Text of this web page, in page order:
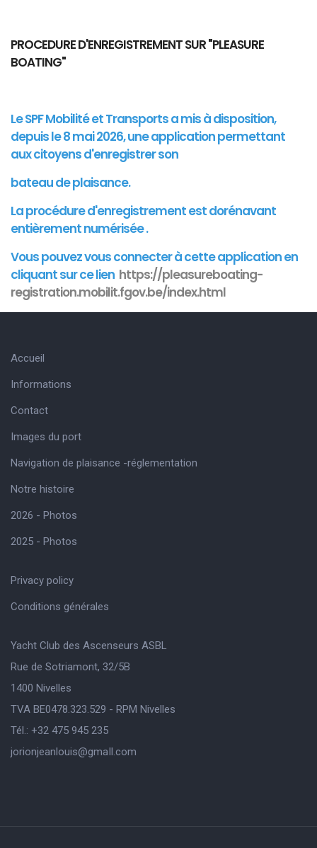
PROCEDURE D'ENREGISTREMENT SUR "PLEASURE
BOATING"
Le SPF Mobilité et Transports a mis à disposition,
depuis le 8 mai 2026, une application permettant
aux citoyens d'enregistrer son
bateau de plaisance.
La procédure d'enregistrement est dorénavant
entièrement numérisée .
Vous pouvez vous connecter à cetteapplicationen
cliquant sur ce lien https://pleasureboating-
registration.mobilit.fgov.be/index.html
Accueil
Informations
Contact
Images du port
Navigation de plaisance -réglementation
Notre histoire
2026 - Photos
2025 - Photos
Privacy policy
Conditions générales
Yacht Club des Ascenseurs ASBL
Rue de Sotriamont, 32/5B
1400 Nivelles
TVA BE0478.323.529 - RPM Nivelles
Tél.: +32 475 945 235
jorionjeanlouis@gmaIl.com